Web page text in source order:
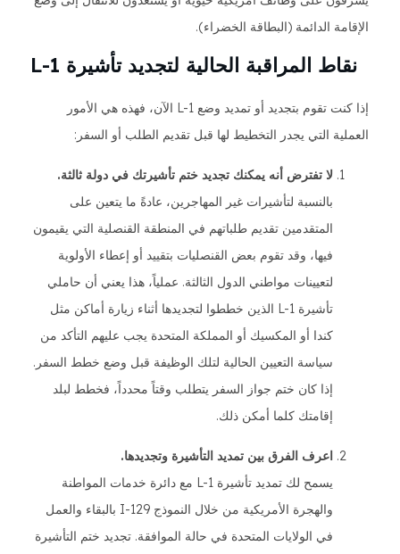
الإقامة الدائمة (البطاقة الخضراء).
نقاط المراقبة الحالية لتجديد تأشيرة L-1
إذا كنت تقوم بتجديد أو تمديد وضع L-1 الآن، فهذه هي الأمور
العملية التي يجدر التخطيط لها قبل تقديم الطلب أو السفر:
لا تفترض أنه يمكنك تجديد ختم تأشيرتك في دولة ثالثة.
بالنسبة لتأشيرات غير المهاجرين، عادةً ما يتعين على
المتقدمين تقديم طلباتهم في المنطقة القنصلية التي يقيمون
فيها، وقد تقوم بعض القنصليات بتقييد أو إعطاء الأولوية
لتعيينات مواطني الدول الثالثة. عملياً، هذا يعني أن حاملي
تأشيرة L-1 الذين خططوا لتجديدها أثناء زيارة أماكن مثل
كندا أو المكسيك أو المملكة المتحدة يجب عليهم التأكد من
سياسة التعيين الحالية لتلك الوظيفة قبل وضع خطط السفر.
إذا كان ختم جواز السفر يتطلب وقتاً محدداً، فخطط لبلد
إقامتك كلما أمكن ذلك.
اعرف الفرق بين تمديد التأشيرة وتجديدها.
يسمح لك تمديد تأشيرة L-1 مع دائرة خدمات المواطنة
والهجرة الأمريكية من خلال النموذج I-129 بالبقاء والعمل
في الولايات المتحدة في حالة الموافقة. تجديد ختم التأشيرة